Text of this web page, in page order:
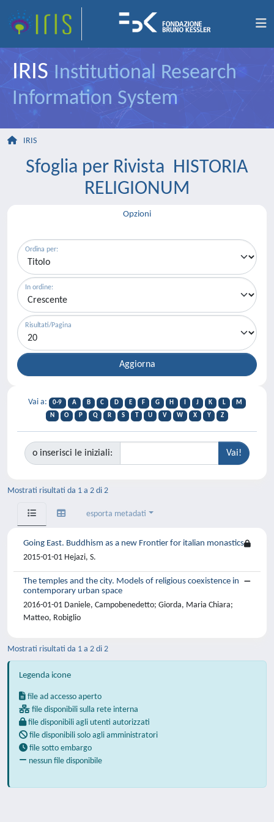
IRIS Institutional Research
Information System
IRIS
Sfoglia per Rivista HISTORIA
RELIGIONUM
Opzioni
Ordina per:
In ordine:
Risultati/Pagina
Vai a: 0-9 A B C D E F G H J K L
M
N
O P Q R S T U V W X Y Z
o inserisci le iniziali:
Mostrati risultati da 1 a 2 di 2
esporta metadati
Going East. Buddhism as a new Frontier for italian monastics
2015-01-01 Hejazi, S.
The temples and the city. Models of religious coexistence in
contemporary urban space
2016-01-01 Daniele, Campobenedetto; Giorda, Maria Chiara;
Matteo, Robiglio
Mostrati risultati da 1 a 2 di 2
Legenda icone
file ad accesso aperto
file disponibili sulla rete interna
file disponibili agli utenti autorizzati
file disponibili solo agli amministratori
file sotto embargo
nessun file disponibile